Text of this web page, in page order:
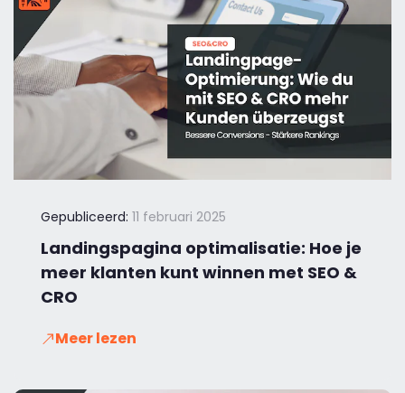
Gepubliceerd: 11 februari 2025
Landingspagina optimalisatie: Hoe je
meer klanten kunt winnen met SEO &
CRO
Meer lezen